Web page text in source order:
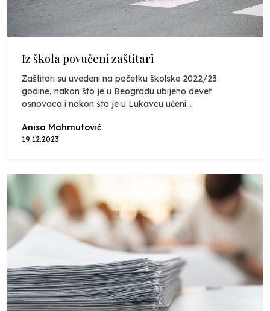
Iz škola povučeni zaštitari
Zaštitari su uvedeni na početku školske 2022/23.
godine, nakon što je u Beogradu ubijeno devet
osnovaca i nakon što je u Lukavcu učeni...
Anisa Mahmutović
19.12.2023